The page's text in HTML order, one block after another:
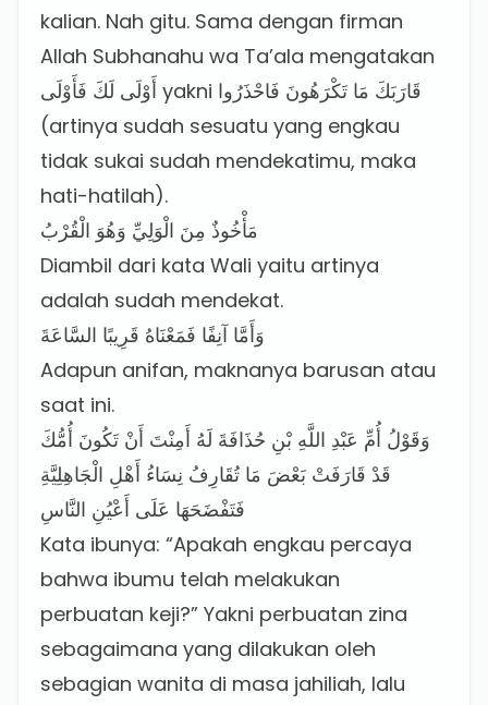
kalian. Nah gitu. Sama dengan firman
Allah Subhanahu wa Ta’ala mengatakan
أَوْلَى لَكَ فَأَوْلَى yakni قَارَبَكَ مَا تَكْرَهُونَ فَاحْذَرُوا
(artinya sudah sesuatu yang engkau
tidak sukai sudah mendekatimu, maka
hati-hatilah).
مَأْخُوذٌ مِنَ الْوَلِيِّ وَهُوَ الْقُرْبُ
Diambil dari kata Wali yaitu artinya
adalah sudah mendekat.
وَأَمَّا آنِفًا فَمَعْنَاهُ قَرِيبًا السَّاعَةَ
Adapun anifan, maknanya barusan atau
saat ini.
وَقَوْلُ أُمِّ عَبْدِ اللَّهِ بْنِ حُذَافَةَ لَهُ أَمِنْتَ أَنْ تَكُونَ أُمُّكَ
قَدْ قَارَفَتْ بَعْضَ مَا تُقَارِفُ نِسَاءُ أَهْلِ الْجَاهِلِيَّةِ
فَتَفْضَحَهَا عَلَى أَعْيُنِ النَّاسِ
Kata ibunya: “Apakah engkau percaya
bahwa ibumu telah melakukan
perbuatan keji?” Yakni perbuatan zina
sebagaimana yang dilakukan oleh
sebagian wanita di masa jahiliah, lalu